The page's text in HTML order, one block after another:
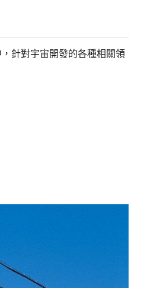
針對宇宙開發的各種相關領